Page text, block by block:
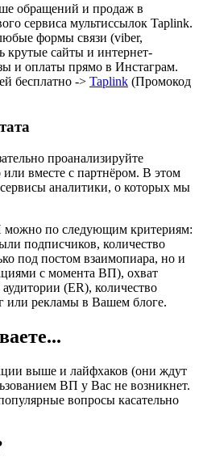
обращений и продаж в
сервиса мультиссылок Taplink.
формы связи (viber,
крутые сайты и интернет-
и оплаты прямо в Инстаграм.
бесплатно -> Taplink (Промокод
проанализируйте
или вместе с партнёром. В этом
аналитики, о которых мы
можно по следующим критериям:
подписчиков, количество
под постом взаимопиара, но и
с момента ВП), охват
(ER), количество
или рекламы в Вашем блоге.
выше и лайфхаков (они ждут
ВП у Вас не возникнет.
вопросы касательно